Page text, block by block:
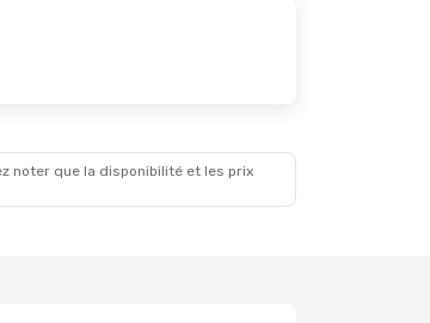
noter que la disponibilité et les prix